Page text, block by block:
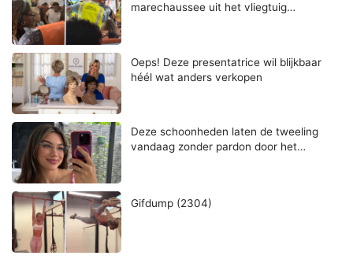
marechaussee uit het vliegtuig…
Oeps! Deze presentatrice wil blijkbaar
héél wat anders verkopen
Deze schoonheden laten de tweeling
vandaag zonder pardon door het…
Gifdump (2304)